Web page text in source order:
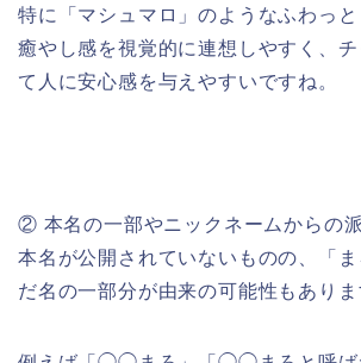
特に「マシュマロ」のようなふわっ
癒やし感を視覚的に連想しやすく、
て人に安心感を与えやすいですね。
② 本名の一部やニックネームからの
本名が公開されていないものの、「
だ名の一部分が由来の可能性もありま